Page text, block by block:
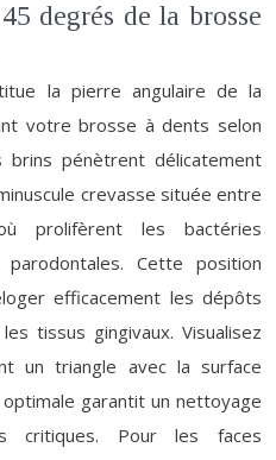
degrés de la brosse
la pierre angulaire de la
votre brosse à dents selon
brins pénètrent délicatement
crevasse située entre
prolifèrent les bactéries
Cette position
efficacement les dépôts
tissus gingivaux. Visualisez
un triangle avec la surface
garantit un nettoyage
critiques. Pour les faces